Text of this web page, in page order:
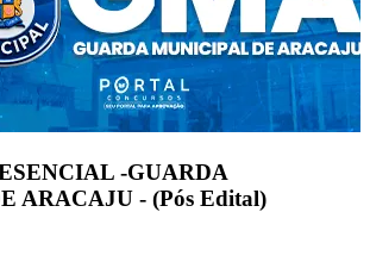
-GUARDA
ARACAJU - (Pós Edital)